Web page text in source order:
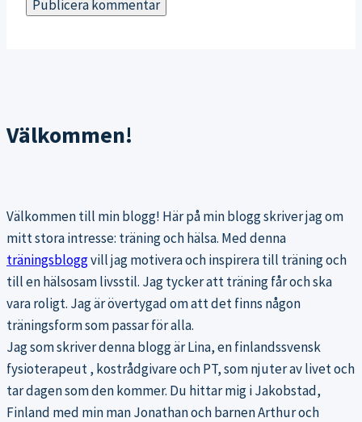
Välkommen!
Välkommen till min blogg! Här på min blogg skriver jag om
mitt stora intresse: träning och hälsa. Med denna
träningsbloggvill jag motivera och inspirera till träning och
till en hälsosam livsstil. Jag tycker att träning får och ska
vara roligt. Jag är övertygad om att det finns någon
träningsform som passar för alla.
Jag som skriver denna blogg är Lina, en finlandssvensk
fysioterapeut , kostrådgivare och PT, som njuter av livet och
tar dagen som den kommer. Du hittar mig i Jakobstad,
Finland med min man Jonathan och barnen Arthur och